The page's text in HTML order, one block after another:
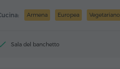
Armena Europea Vegetariano
Sala del banchetto